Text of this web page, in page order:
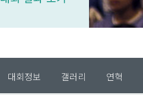
대회정보 갤러리 연혁